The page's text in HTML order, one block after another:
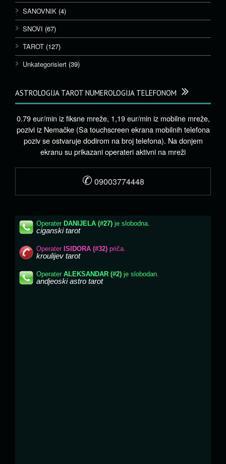
SANOVNIK (4)
SNOVI (67)
TAROT (127)
Unkategorisiert (39)
ASTROLOGIJA TAROT NUMEROLOGIJA TELEFONOM
0.79 eur/min iz fiksne mreže, 1,19 eur/min iz mobilne mreže,
pozivi iz Nemačke (Sa touchscreen ekrana mobilnih telefona
poziv se ostvaruje dodirom na broj telefona). Na donjem
ekranu su prikazani operateri aktivni na mreži
✆ 09003774448